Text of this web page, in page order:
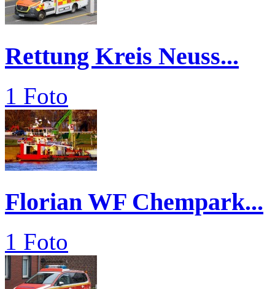
Rettung Kreis Neuss...
1 Foto
Florian WF Chempark...
1 Foto